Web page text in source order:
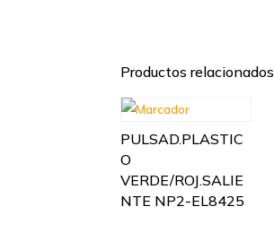
Productos relacionados
PULSAD.PLASTIC
O
VERDE/ROJ.SALIE
NTE NP2-EL8425